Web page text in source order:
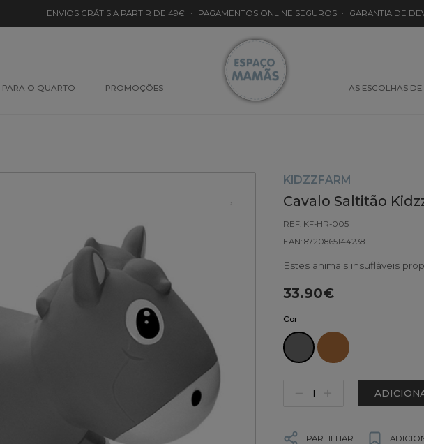
ENVIOS GRÁTIS A PARTIR DE 49€ · PAGAMENTOS ONLINE SEGUROS · GARANTIA DE
PARA O QUARTO PROMOÇÕES AS ESCOLHAS DE…
KIDZZFARM
Cavalo Saltitão
REF: KF-HR-005
EAN: 8720865144238
Estes animais insufláveis
33.90€
Cor
PARTILHAR